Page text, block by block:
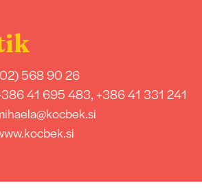
568 90 26
41 695 483, +386 41 331 241